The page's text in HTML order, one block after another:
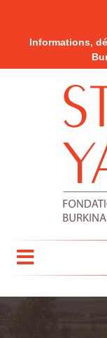
Informations,